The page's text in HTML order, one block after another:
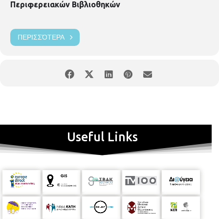
Περιφερειακών Βιβλιοθηκών
ΠΕΡΙΣΣΌΤΕΡΑ
Useful Links